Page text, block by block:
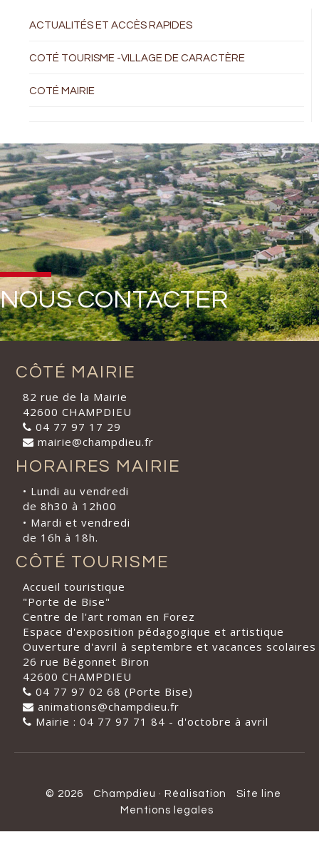
ACTUALITÉS ET ACCÈS RAPIDES
COTÉ TOURISME -VILLAGE DE CARACTÈRE
COTÉ MAIRIE
NOUS CONTACTER
CÔTÉ MAIRIE
82 rue de la Mairie
42600 CHAMPDIEU
04 77 97 17 29
mairie@champdieu.fr
HORAIRES MAIRIE
• Lundi au vendredi
de 8h30 à 12h00
• Mardi et vendredi
de 16h à 18h.
CÔTÉ TOURISME
Accueil touristique
"Porte de Bise"
Centre de l'art roman en Forez
Espace d'exposition pédagogique et artistique
Ouverture d'avril à septembre et vacances scolaires
26 rue Bégonnet Biron
42600 CHAMPDIEU
04 77 97 02 68 (Porte Bise)
animations@champdieu.fr
Mairie : 04 77 97 71 84 - d'octobre à avril
© 2026 Champdieu · Réalisation
Site line
Mentions legales